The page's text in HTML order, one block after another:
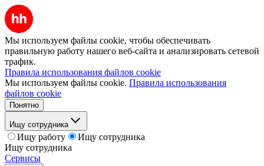
Мы используем файлы cookie, чтобы обеспечивать
правильную работу нашего веб-сайта и анализировать сетевой
трафик.
Правила использования файлов cookie
Мы используем файлы cookie. Правила использования
файлов cookie
Понятно
Ищу сотрудника
Ищу работу
Ищу сотрудника
Ищу сотрудника
Сервисы